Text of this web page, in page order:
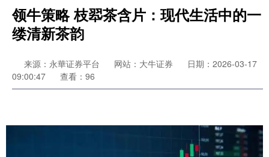
领牛策略 枝翆茶含片：现代生活中的一
缕清新茶韵
来源：永華证券平台 网站：大牛证券
日期：2026-03-17
09:00:47
查看：96